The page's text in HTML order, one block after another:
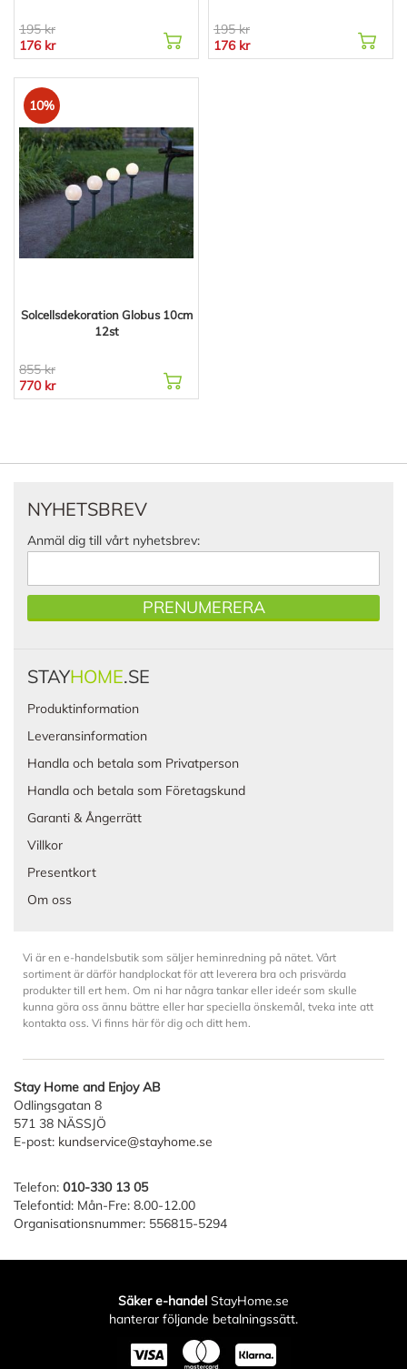
195 kr
176 kr
195 kr
176 kr
10%
Solcellsdekoration Globus 10cm
12st
855 kr
770 kr
NYHETSBREV
Anmäl dig till vårt nyhetsbrev:
PRENUMERERA
STAYHOME.SE
Produktinformation
Leveransinformation
Handla och betala som Privatperson
Handla och betala som Företagskund
Garanti & Ångerrätt
Villkor
Presentkort
Om oss
Vi är en e-handelsbutik som säljer heminredning på nätet. Vårt
sortiment är därför handplockat för att leverera bra och prisvärda
produkter till ert hem. Om ni har några tankar eller ideér som skulle
kunna göra oss ännu bättre eller har speciella önskemål, tveka inte att
kontakta oss. Vi finns här för dig och ditt hem.
Stay Home and Enjoy AB
Odlingsgatan 8
571 38 NÄSSJÖ
E-post: kundservice@stayhome.se
Telefon: 010-330 13 05
Telefontid: Mån-Fre: 8.00-12.00
Organisationsnummer: 556815-5294
Säker e-handel StayHome.se
hanterar följande betalningssätt.